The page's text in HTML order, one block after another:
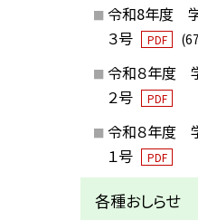
令和8年度 学
３号
PDF
令和８年度 学
２号
PDF
令和８年度 学
１号
PDF
各種おしらせ